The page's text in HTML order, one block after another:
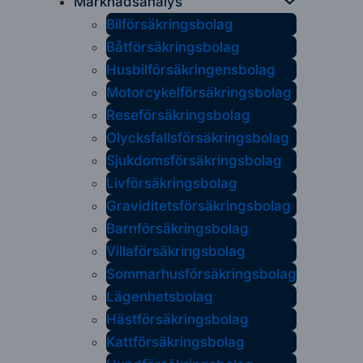
Bilförsäkringsbolag
Båtförsäkringsbolag
Husbilförsäkringensbolag
Motorcykelförsäkringsbolag
Reseförsäkringsbolag
Olycksfallsförsäkringsbolag
Sjukdomsförsäkringsbolag
Livförsäkringsbolag
Graviditetsförsäkringsbolag
Barnförsäkringsbolag
Villaförsäkringsbolag
Sommarhusförsäkringsbolag
Lägenhetsbolag
Hästförsäkringsbolag
Kattförsäkringsbolag